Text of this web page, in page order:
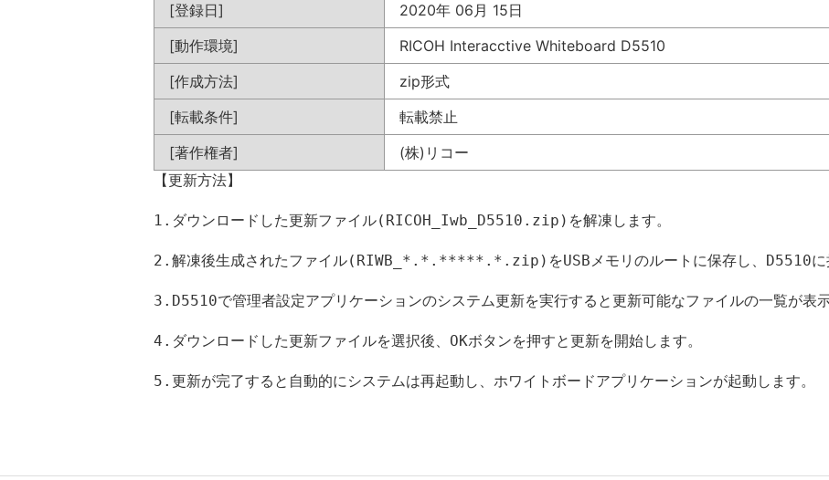
[登録日]
2020年 06月 15日
[動作環境]
RICOH Interacctive Whiteboard D5510
[作成方法]
zip形式
[転載条件]
転載禁止
[著作権者]
(株)リコー
【更新方法】
1.ダウンロードした更新ファイル(RICOH_Iwb_D5510.zip)を解凍します。
2.解凍後生成されたファイル(RIWB_*.*.*****.*.zip)をUSBメモリのルートに保存し、D5510に
3.D5510で管理者設定アプリケーションのシステム更新を実行すると更新可能なファイルの一覧が表示
4.ダウンロードした更新ファイルを選択後、OKボタンを押すと更新を開始します。
5.更新が完了すると自動的にシステムは再起動し、ホワイトボードアプリケーションが起動します。